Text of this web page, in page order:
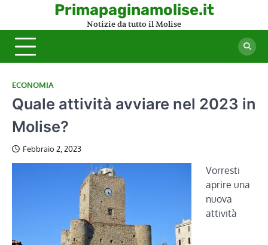
content
Primapaginamolise.it
Notizie da tutto il Molise
ECONOMIA
Quale attività avviare nel 2023 in
Molise?
Febbraio 2, 2023
Vorresti
aprire una
nuova
attività